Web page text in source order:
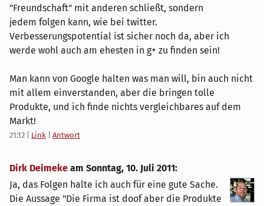
"Freundschaft" mit anderen schließt, sondern
jedem folgen kann, wie bei twitter.
Verbesserungspotential ist sicher noch da, aber ich
werde wohl auch am ehesten in g+ zu finden sein!
Man kann von Google halten was man will, bin auch nicht
mit allem einverstanden, aber die bringen tolle
Produkte, und ich finde nichts vergleichbares auf dem
Markt!
21:12 Link Antwort
Dirk Deimeke am Sonntag, 10. Juli 2011:
Ja, das Folgen halte ich auch für eine gute Sache.
Die Aussage "Die Firma ist doof aber die Produkte